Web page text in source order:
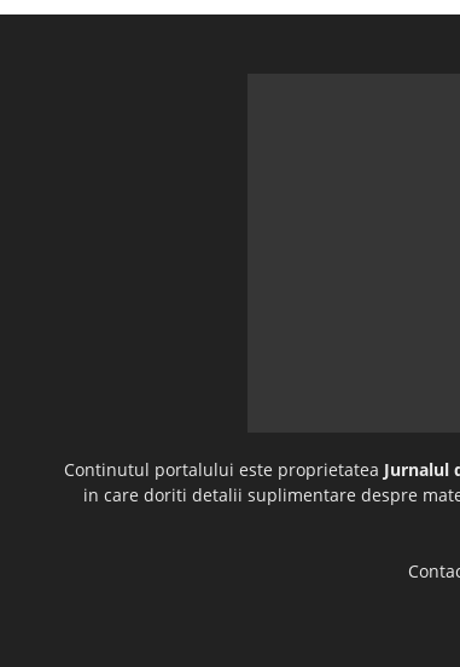
Continutul portalului este proprietatea Jurnalul
in care doriti detalii suplimentare despre